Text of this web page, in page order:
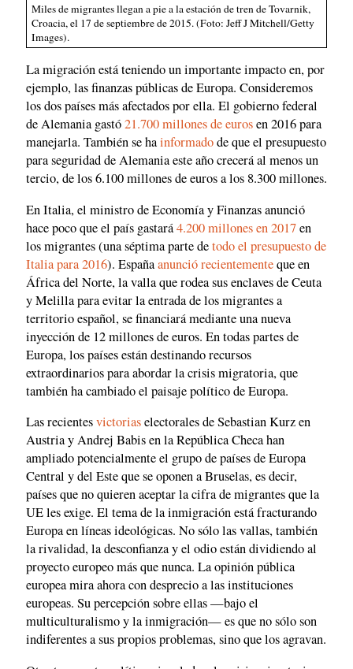
Miles de migrantes llegan a pie a la estación de tren de Tovarnik,
Croacia, el 17 de septiembre de 2015. (Foto: Jeff J Mitchell/Getty
Images).
La migración está teniendo un importante impacto en, por
ejemplo, las finanzas públicas de Europa. Consideremos
los dos países más afectados por ella. El gobierno federal
de Alemania gastó21.700 millones de eurosen 2016 para
manejarla. También se hainformadode que el presupuesto
para seguridad de Alemania este año crecerá al menos un
tercio, de los 6.100 millones de euros a los 8.300 millones.
En Italia, el ministro de Economía y Finanzas anunció
hace poco que el país gastará4.200 millones en 2017en
los migrantes (una séptima parte detodo el presupuesto de
Italia para 2016). Españaanunció recientementeque en
África del Norte, la valla que rodea sus enclaves de Ceuta
y Melilla para evitar la entrada de los migrantes a
territorio español, se financiará mediante una nueva
inyección de 12 millones de euros. En todas partes de
Europa, los países están destinando recursos
extraordinarios para abordar la crisis migratoria, que
también ha cambiado el paisaje político de Europa.
Las recientesvictoriaselectorales de Sebastian Kurz en
Austria y Andrej Babis en la República Checa han
ampliado potencialmente el grupo de países de Europa
Central y del Este que se oponen a Bruselas, es decir,
países que no quieren aceptar la cifra de migrantes que la
UE les exige. El tema de la inmigración está fracturando
Europa en líneas ideológicas. No sólo las vallas, también
la rivalidad, la desconfianza y el odio están dividiendo al
proyecto europeo más que nunca. La opinión pública
europea mira ahora con desprecio a las instituciones
europeas. Su percepción sobre ellas —bajo el
multiculturalismo y la inmigración— es que no sólo son
indiferentes a sus propios problemas, sino que los agravan.